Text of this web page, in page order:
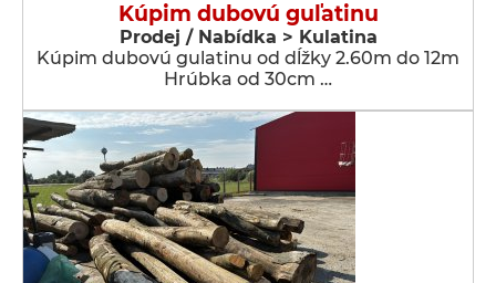
Kúpim dubovú guľatinu
Prodej / Nabídka > Kulatina
Kúpim dubovú gulatinu od dĺžky 2.60m do 12m
Hrúbka od 30cm …